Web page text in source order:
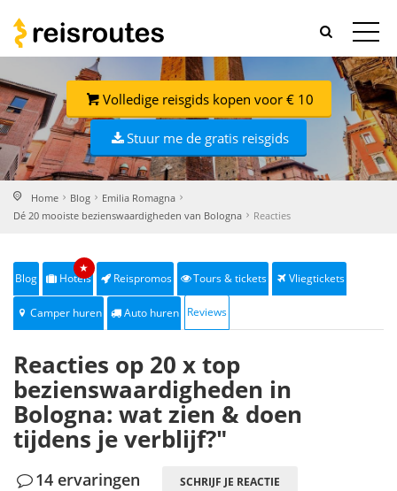
Volledige reisgids kopen voor € 10
Stuur me de gratis reisgids
Home Blog
Emilia Romagna
Dé 20 mooiste bezienswaardigheden van Bologna
Reacties
Blog Hotels
★
Reispromos Tours & tickets Vliegtickets
Camper huren Auto huren Reviews
Reacties op 20 x top
bezienswaardigheden in
Bologna: wat zien & doen
tijdens je verblijf?"
14 ervaringen SCHRIJF JE REACTIE